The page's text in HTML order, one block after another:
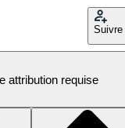
Suivre
attribution requise